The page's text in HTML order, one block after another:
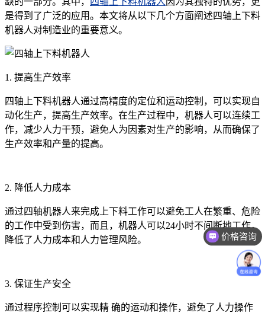
是得到了广泛的应用。本文将从以下几个方面阐述四轴上下料
机器人对制造业的重要意义。
1. 提高生产效率
四轴上下料机器人通过高精度的定位和运动控制，可以实现自
动化生产，提高生产效率。在生产过程中，机器人可以连续工
作，减少人力干预，避免人为因素对生产的影响，从而确保了
生产效率和产量的提高。
2. 降低人力成本
通过四轴机器人来完成上下料工作可以避免工人在繁重、危险
的工作中受到伤害，而且，机器人可以24小时不间断地工作，
降低了人力成本和人力管理风险。
3. 保证生产安全
通过程序控制可以实现精 确的运动和操作，避免了人力操作
价格咨询